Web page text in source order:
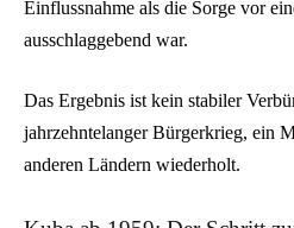
Einflussnahme als die Sorge vor
ausschlaggebend war.
Das Ergebnis ist kein stabiler
jahrzehntelanger Bürgerkrieg, ein
anderen Ländern wiederholt.